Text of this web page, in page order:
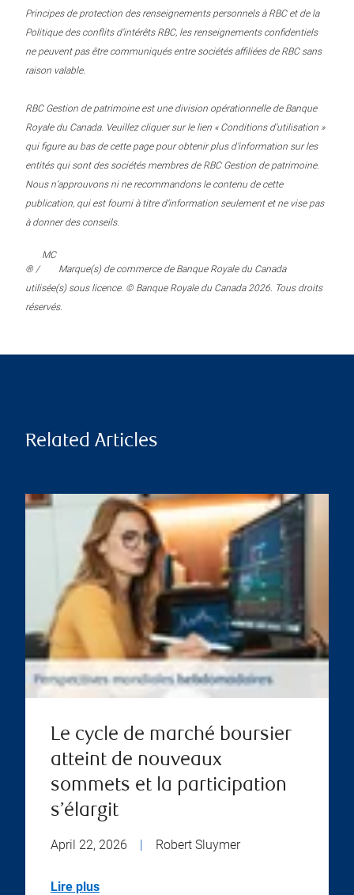
Principes de protection des renseignements personnels à RBC et de la
Politique des conflits d’intérêts RBC, les renseignements confidentiels
ne peuvent pas être communiqués entre sociétés affiliées de RBC sans
raison valable.
RBC Gestion de patrimoine est une division opérationnelle de Banque
Royale du Canada. Veuillez cliquer sur le lien « Conditions d’utilisation »
qui figure au bas de cette page pour obtenir plus d’information sur les
entités qui sont des sociétés membres de RBC Gestion de patrimoine.
Nous n’approuvons ni ne recommandons le contenu de cette
publication, qui est fourni à titre d’information seulement et ne vise pas
à donner des conseils.
® /
MC
Marque(s) de commerce de Banque Royale du Canada
utilisée(s) sous licence. © Banque Royale du Canada 2026. Tous droits
réservés.
Related Articles
Le cycle de marché boursier
atteint de nouveaux
sommets et la participation
s’élargit
April 22, 2026 | Robert Sluymer
Lire plus